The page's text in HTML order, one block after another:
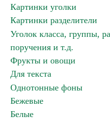
Картинки уголки
Картинки разделители
Уголок класса, группы,
поручения и т.д.
Фрукты и овощи
Для текста
Однотонные фоны
Бежевые
Белые